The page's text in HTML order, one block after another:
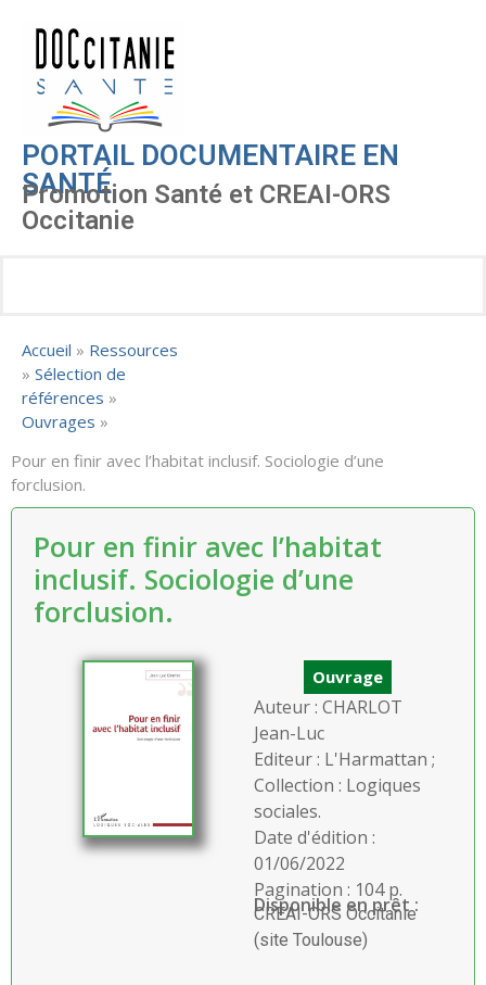
PORTAIL DOCUMENTAIRE EN
SANTÉ
Promotion Santé et CREAI-ORS
Occitanie
Accueil » Ressources
» Sélection de
références »
Ouvrages »
Pour en finir avec l’habitat inclusif. Sociologie d’une
forclusion.
Pour en finir avec l’habitat
inclusif. Sociologie d’une
forclusion.
Ouvrage
Auteur : CHARLOT
Jean-Luc
Editeur : L'Harmattan ;
Collection : Logiques
sociales.
Date d'édition :
01/06/2022
Pagination : 104 p.
Disponible en prêt :
CREAI-ORS Occitanie
(site Toulouse)